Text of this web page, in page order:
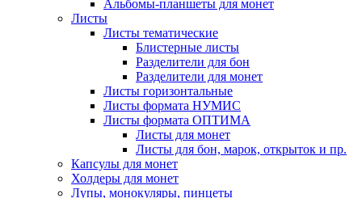
Альбомы-планшеты для монет
Листы
Листы тематические
Блистерные листы
Разделители для бон
Разделители для монет
Листы горизонтальные
Листы формата НУМИС
Листы формата ОПТИМА
Листы для монет
Листы для бон, марок, открыток и пр.
Капсулы для монет
Холдеры для монет
Лупы, монокуляры, пинцеты